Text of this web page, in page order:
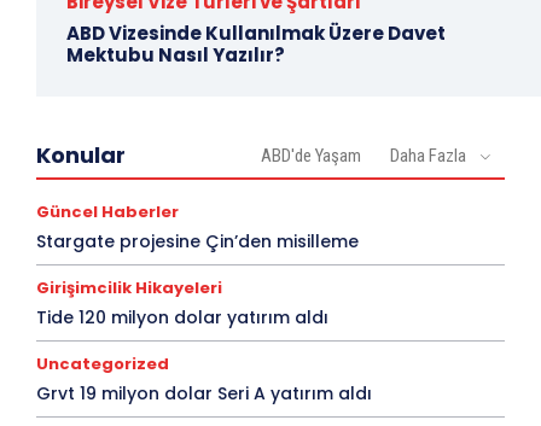
ABD Vizesinde Kullanılmak Üzere Davet
Mektubu Nasıl Yazılır?
Konular ABD'de Yaşam Daha Fazla
Güncel Haberler
Stargate projesine Çin’den misilleme
Girişimcilik Hikayeleri
Tide 120 milyon dolar yatırım aldı
Uncategorized
Grvt 19 milyon dolar Seri A yatırım aldı